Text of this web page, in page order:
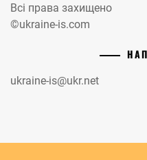
Всі права захищено
©ukraine-is.com
ukraine-is@ukr.net